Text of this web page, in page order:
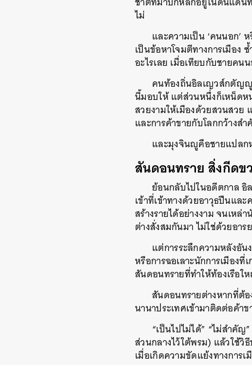
ไม่
และความเป็น ‘คนนอก’
เป็นข้อหาโจมตีทางการเมือง
อะไรเลย เมื่อเทียบกับชายคน
คนท้องถิ่นอิลเญวส์กตัญญู
นี้มอบให้ แต่ส่วนหนึ่งก็เหน็ดห
สวยงามให้เมืองด้วยสวนสวย
และการค้าขายกับโลกกว้างส
และมุงจินญูคือชายแปลก
สันดอนทราย สิ่งกีด
ย้อนกลับไปในอดีตกาล อิ
เข้าที่เข้าทางด้วยอาวุธปืนแล
สร้างรายได้อย่างงาม จนเหล่
ต่างสั่งสมกันมา ไม่ใช่ด้วยอา
แต่การระลึกความหลังอั
หรือการฉอเลาะนักการเมือง
สันดอนทรายที่ทำให้ท้องเรือใ
สันดอนทรายต่างหากที่ต้
นานาประเทศเข้ามาติดต่อค้าข
“เป็นไปไม่ได้” “ไม่สำคั
ส่วนกลางไว้ใต้พรม) แล้วใช้วิ
เมื่อเกิดความขัดแย้งทางการ
ค้นหา